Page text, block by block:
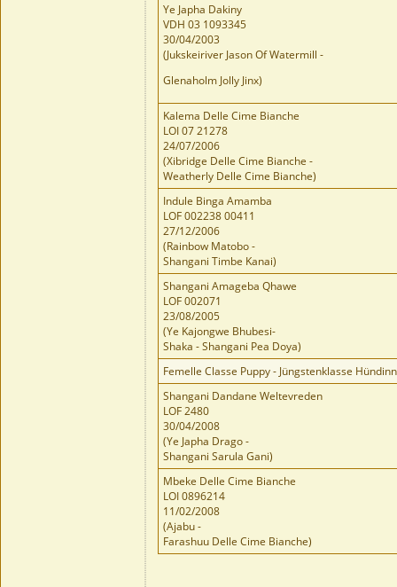
Ye Japha Dakiny
VDH 03 1093345
30/04/2003
(Jukskeiriver Jason Of Watermill -
Glenaholm Jolly Jinx)
Kalema Delle Cime Bianche
LOI 07 21278
24/07/2006
(Xibridge Delle Cime Bianche -
Weatherly Delle Cime Bianche)
Indule Binga Amamba
LOF 002238 00411
27/12/2006
(Rainbow Matobo -
Shangani Timbe Kanai)
Shangani Amageba Qhawe
LOF 002071
23/08/2005
(Ye Kajongwe Bhubesi-
Shaka - Shangani Pea Doya)
Femelle Classe Puppy - Jüngstenklasse
Shangani Dandane Weltevreden
LOF 2480
30/04/2008
(Ye Japha Drago -
Shangani Sarula Gani)
Mbeke Delle Cime Bianche
LOI 0896214
11/02/2008
(Ajabu -
Farashuu Delle Cime Bianche)